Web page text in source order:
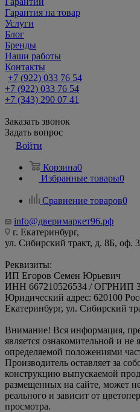
Гарантия на товар
Услуги
Блог
Бренды
Наши работы
Контакты
+7 (922) 033 76 54
+7 (922) 033 76 54
+7 (343) 290 07 41
Заказать звонок
Задать вопрос
Войти
Корзина0
Избранные товары0
Сравнение товаров0
info@дверимаркет96.рф
г. Екатеринбург,
ул. Сибирский тракт, д. 8Б,
Реквизиты:
ИП Егоров Семен Юрьевич
ИНН 667210526534 / ОГРНИП
Юридический адрес: 620100
Екатеринбург, ул. Сибирский
Внимание! Вся информация,
является ознакомительной и не
определяемой положениями
Производитель оставляет за
конструкцию выпускаемой
размещенных на сайте, может
реального и зависит от
просмотра.